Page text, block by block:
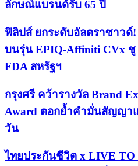
ลักษณ์แบรนด์รับ 65 ปี
ฟิลิปส์ ยกระดับอัลตราซาวด์!
บนรุ่น EPIQ-Affiniti CVx
FDA สหรัฐฯ
กรุงศรี คว้ารางวัล Brand
Award ตอกย้ำคำมั่นสัญญา
วัน
ไทยประกันชีวิต x LIVE TO